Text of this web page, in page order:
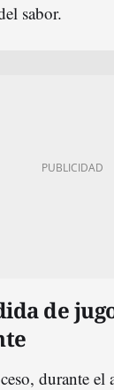
sabor.
de
durante